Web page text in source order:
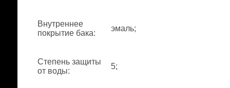
Внутреннее
покрытие бака:
эмаль;
Степень защиты
от воды:
5;